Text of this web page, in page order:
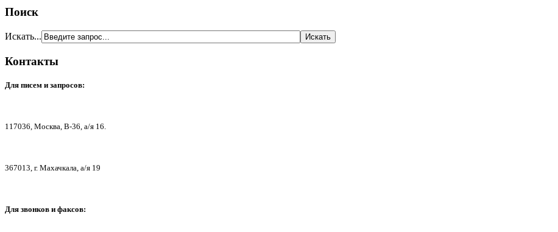
Поиск
Искать...
Контакты
Для писем и запросов:
117036, Москва, В-36, а/я 16.
367013, г. Махачкала, а/я 19
Для звонков и факсов: